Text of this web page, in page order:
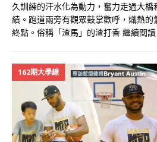
久訓練的汗水化為動力，奮力走過大
績。跑道兩旁有觀眾鼓掌歡呼，熾熱
終點。俗稱「渣馬」的渣打香 繼續閱讀
162期大學線